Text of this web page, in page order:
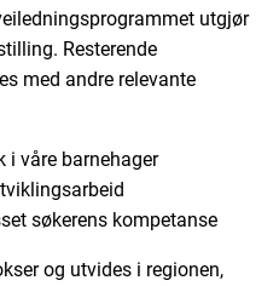
utgjør
Resterende
med andre relevante
i våre barnehager
søkerens kompetanse
og utvides i regionen,